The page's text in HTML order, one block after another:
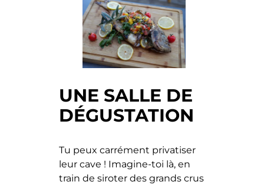
UNE SALLE DE
DÉGUSTATION
Tu peux carrément privatiser
leur cave ! Imagine-toi là, en
train de siroter des grands crus